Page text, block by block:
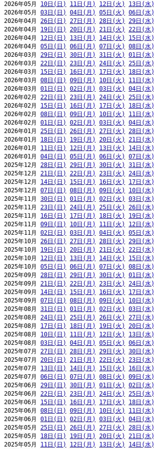
2026年05月 10日(日) 11日(月) 12日(火) 13日(水)
2026年05月 03日(日) 04日(月) 05日(火) 06日(水)
2026年04月 26日(日) 27日(月) 28日(火) 29日(水)
2026年04月 19日(日) 20日(月) 21日(火) 22日(水)
2026年04月 12日(日) 13日(月) 14日(火) 15日(水)
2026年04月 05日(日) 06日(月) 07日(火) 08日(水)
2026年03月 29日(日) 30日(月) 31日(火) 01日(水)
2026年03月 22日(日) 23日(月) 24日(火) 25日(水)
2026年03月 15日(日) 16日(月) 17日(火) 18日(水)
2026年03月 08日(日) 09日(月) 10日(火) 11日(水)
2026年03月 01日(日) 02日(月) 03日(火) 04日(水)
2026年02月 22日(日) 23日(月) 24日(火) 25日(水)
2026年02月 15日(日) 16日(月) 17日(火) 18日(水)
2026年02月 08日(日) 09日(月) 10日(火) 11日(水)
2026年02月 01日(日) 02日(月) 03日(火) 04日(水)
2026年01月 25日(日) 26日(月) 27日(火) 28日(水)
2026年01月 18日(日) 19日(月) 20日(火) 21日(水)
2026年01月 11日(日) 12日(月) 13日(火) 14日(水)
2026年01月 04日(日) 05日(月) 06日(火) 07日(水)
2025年12月 28日(日) 29日(月) 30日(火) 31日(水)
2025年12月 21日(日) 22日(月) 23日(火) 24日(水)
2025年12月 14日(日) 15日(月) 16日(火) 17日(水)
2025年12月 07日(日) 08日(月) 09日(火) 10日(水)
2025年11月 30日(日) 01日(月) 02日(火) 03日(水)
2025年11月 23日(日) 24日(月) 25日(火) 26日(水)
2025年11月 16日(日) 17日(月) 18日(火) 19日(水)
2025年11月 09日(日) 10日(月) 11日(火) 12日(水)
2025年11月 02日(日) 03日(月) 04日(火) 05日(水)
2025年10月 26日(日) 27日(月) 28日(火) 29日(水)
2025年10月 19日(日) 20日(月) 21日(火) 22日(水)
2025年10月 12日(日) 13日(月) 14日(火) 15日(水)
2025年10月 05日(日) 06日(月) 07日(火) 08日(水)
2025年09月 28日(日) 29日(月) 30日(火) 01日(水)
2025年09月 21日(日) 22日(月) 23日(火) 24日(水)
2025年09月 14日(日) 15日(月) 16日(火) 17日(水)
2025年09月 07日(日) 08日(月) 09日(火) 10日(水)
2025年08月 31日(日) 01日(月) 02日(火) 03日(水)
2025年08月 24日(日) 25日(月) 26日(火) 27日(水)
2025年08月 17日(日) 18日(月) 19日(火) 20日(水)
2025年08月 10日(日) 11日(月) 12日(火) 13日(水)
2025年08月 03日(日) 04日(月) 05日(火) 06日(水)
2025年07月 27日(日) 28日(月) 29日(火) 30日(水)
2025年07月 20日(日) 21日(月) 22日(火) 23日(水)
2025年07月 13日(日) 14日(月) 15日(火) 16日(水)
2025年07月 06日(日) 07日(月) 08日(火) 09日(水)
2025年06月 29日(日) 30日(月) 01日(火) 02日(水)
2025年06月 22日(日) 23日(月) 24日(火) 25日(水)
2025年06月 15日(日) 16日(月) 17日(火) 18日(水)
2025年06月 08日(日) 09日(月) 10日(火) 11日(水)
2025年06月 01日(日) 02日(月) 03日(火) 04日(水)
2025年05月 25日(日) 26日(月) 27日(火) 28日(水)
2025年05月 18日(日) 19日(月) 20日(火) 21日(水)
2025年05月 11日(日) 12日(月) 13日(火) 14日(水)